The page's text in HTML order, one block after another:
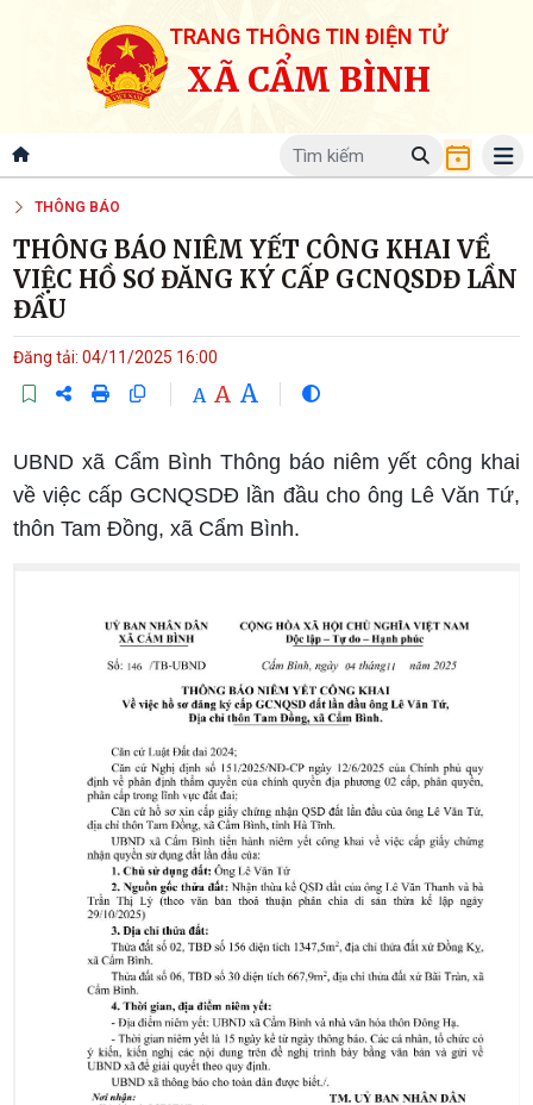
TRANG THÔNG TIN ĐIỆN TỬ
XÃ CẨM BÌNH
THÔNG BÁO
THÔNG BÁO NIÊM YẾT CÔNG KHAI VỀ
VIỆC HỒ SƠ ĐĂNG KÝ CẤP GCNQSDĐ LẦN
ĐẦU
Đăng tải: 04/11/2025 16:00
A A A
UBND xã Cẩm Bình Thông báo niêm yết công khai
về việc cấp GCNQSDĐ lần đầu cho ông Lê Văn Tứ,
thôn Tam Đồng, xã Cẩm Bình.